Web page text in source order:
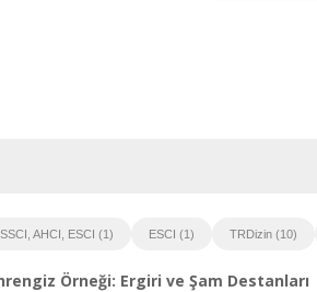
AHCI, ESCI (1) ESCI (1) TRDizin (10)
Örneği: Ergiri ve Şam Destanları